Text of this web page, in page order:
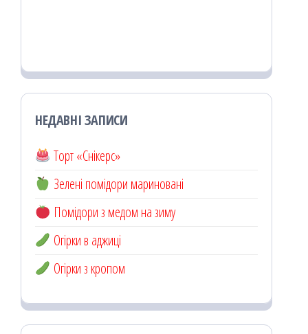
НЕДАВНІ ЗАПИСИ
Торт «Снікерс»
Зелені помідори мариновані
Помідори з медом на зиму
Огірки в аджиці
Огірки з кропом